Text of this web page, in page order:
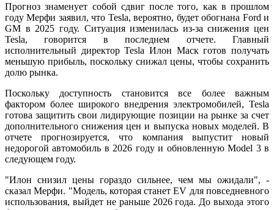
Прогноз знаменует собой сдвиг после того, как в прошлом
году Мерфи заявил, что Tesla, вероятно, будет обогнана Ford и
GM в 2025 году. Ситуация изменилась из-за снижения цен
Tesla, говорится в последнем отчете. Главный
исполнительный директор Tesla Илон Маск готов получать
меньшую прибыль, поскольку снижал цены, чтобы сохранить
долю рынка.
Поскольку доступность становится все более важным
фактором более широкого внедрения электромобилей, Tesla
готова защитить свои лидирующие позиции на рынке за счет
дополнительного снижения цен и выпуска новых моделей. В
отчете прогнозируется, что компания выпустит новый
недорогой автомобиль в 2026 году и обновленную Model 3 в
следующем году.
"Илон снизил цены гораздо сильнее, чем мы ожидали", -
сказал Мерфи. "Модель, которая станет EV для повседневного
использования, выйдет не раньше 2026 года. До выхода этого